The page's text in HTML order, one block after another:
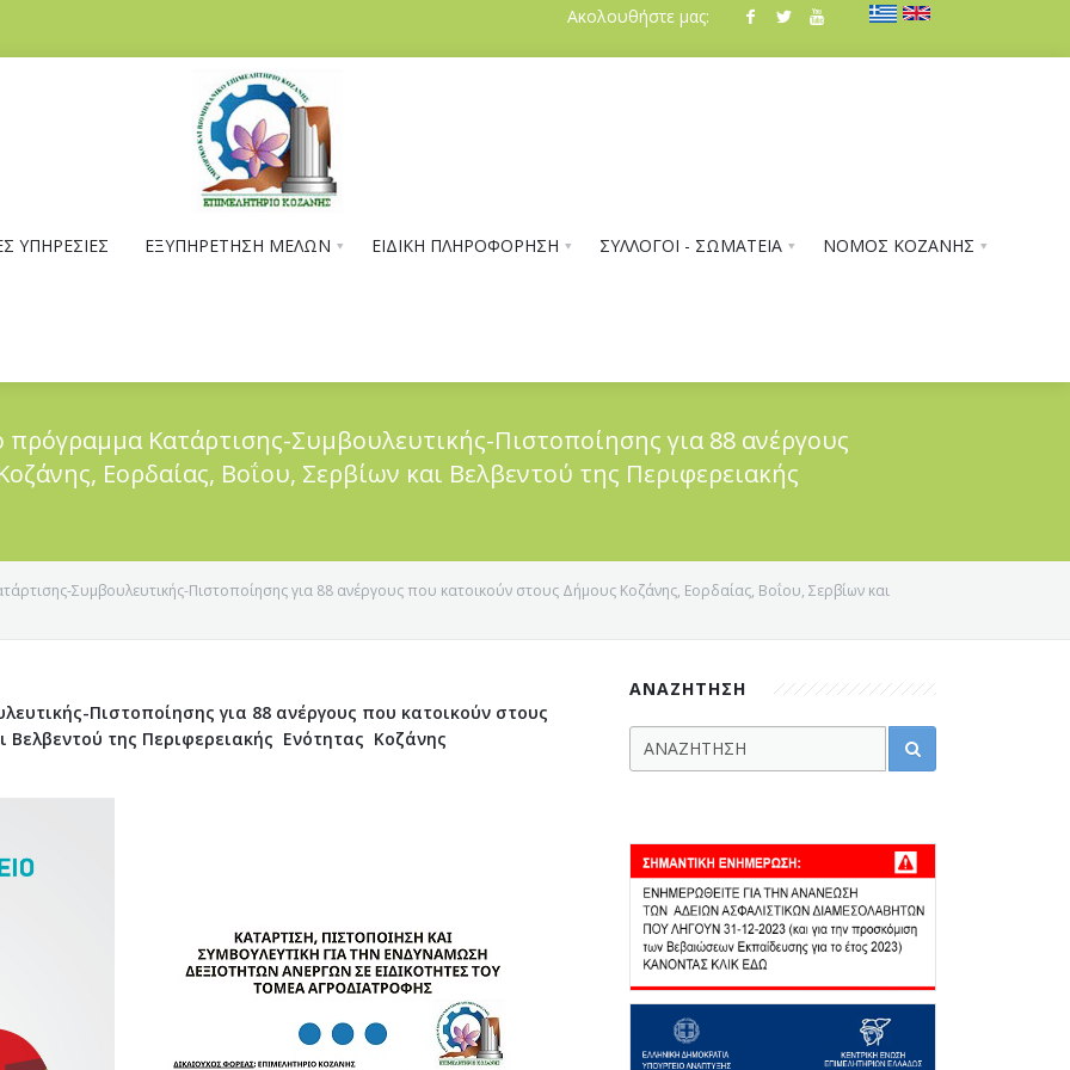
Ακολουθήστε μας:
ΥΠΗΡΕΣΙΕΣ ΕΞΥΠΗΡΕΤΗΣΗ ΜΕΛΩΝ ΕΙΔΙΚΗ ΠΛΗΡΟΦΟΡΗΣΗ ΣΥΛΛΟΓΟΙ - ΣΩΜΑΤΕΙΑ ΝΟΜΟΣ ΚΟΖΑΝΗΣ
Κατάρτισης-Συμβουλευτικής-Πιστοποίησης για 88 ανέργους
Εορδαίας, Boΐου, Σερβίων και Βελβεντού της Περιφερειακής
Συμβουλευτικής-Πιστοποίησης για 88 ανέργους που κατοικούν στους Δήμους Κοζάνης, Εορδαίας, Boΐου, Σερβίων και
Πιστοποίησης για 88 ανέργους που κατοικούν στους
Βελβεντού της Περιφερειακής Ενότητας Κοζάνης
ΑΝΑΖΗΤΗΣΗ